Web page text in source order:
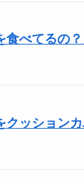
べてるの？
ッション